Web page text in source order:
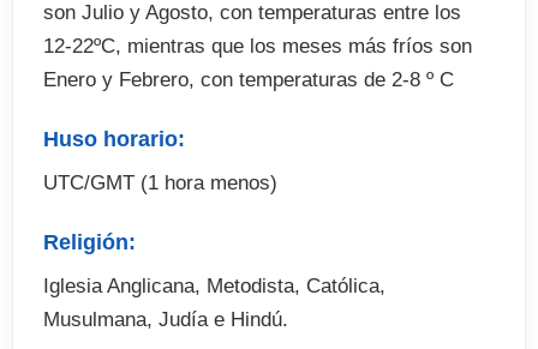
son Julio y Agosto, con temperaturas entre los
12-22ºC, mientras que los meses más fríos son
Enero y Febrero, con temperaturas de 2-8 º C
Huso horario:
UTC/GMT (1 hora menos)
Religión:
Iglesia Anglicana, Metodista, Católica,
Musulmana, Judía e Hindú.